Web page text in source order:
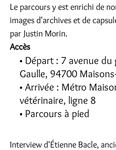
Le parcours y est enrichi de
images d'archives et de
par Justin Morin.
Accès
Départ : 7 avenue du
Gaulle, 94700
Arrivée : Métro
vétérinaire, ligne 8
Parcours à pied
Interview d'Étienne Bacle,